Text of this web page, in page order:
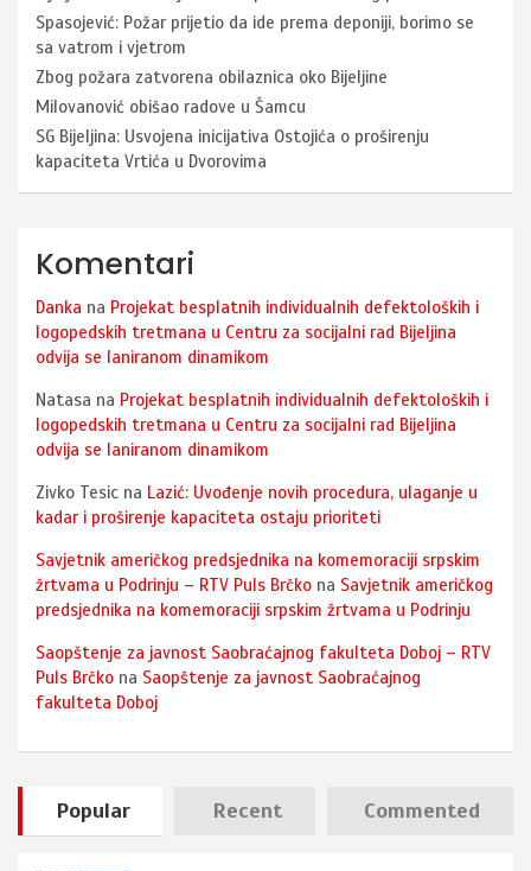
Spasojević: Požar prijetio da ide prema deponiji, borimo se
sa vatrom i vjetrom
Zbog požara zatvorena obilaznica oko Bijeljine
Milovanović obišao radove u Šamcu
SG Bijeljina: Usvojena inicijativa Ostojića o proširenju
kapaciteta Vrtića u Dvorovima
Komentari
Danka na Projekat besplatnih individualnih defektoloških i
logopedskih tretmana u Centru za socijalni rad Bijeljina
odvija se laniranom dinamikom
Natasa na Projekat besplatnih individualnih defektoloških i
logopedskih tretmana u Centru za socijalni rad Bijeljina
odvija se laniranom dinamikom
Zivko Tesic na Lazić: Uvođenje novih procedura, ulaganje u
kadar i proširenje kapaciteta ostaju prioriteti
Savjetnik američkog predsjednika na komemoraciji srpskim
žrtvama u Podrinju – RTV Puls Brčko na Savjetnik američkog
predsjednika na komemoraciji srpskim žrtvama u Podrinju
Saopštenje za javnost Saobraćajnog fakulteta Doboj – RTV
Puls Brčko na Saopštenje za javnost Saobraćajnog
fakulteta Doboj
Popular Recent Commented